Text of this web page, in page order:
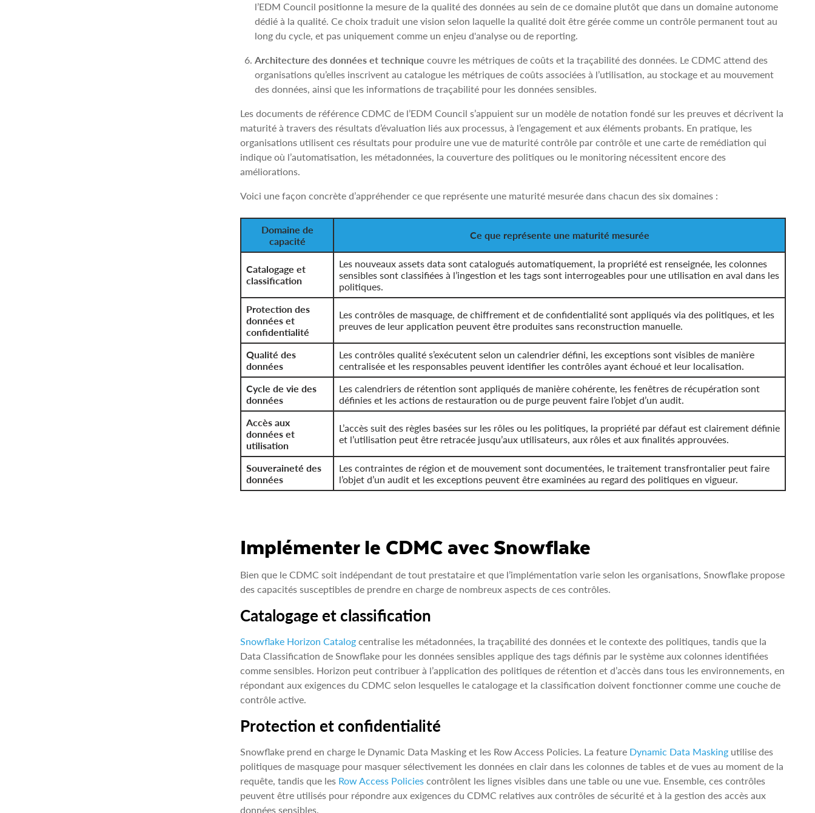
l’EDM Council positionne la mesure de la qualité des données au sein de ce domaine plutôt que dans un domaine autonome
dédié à la qualité. Ce choix traduit une vision selon laquelle la qualité doit être gérée comme un contrôle permanent tout au
long du cycle, et pas uniquement comme un enjeu d'analyse ou de reporting.
Architecture des données et technique couvre les métriques de coûts et la traçabilité des données. Le CDMC attend des
organisations qu’elles inscrivent au catalogue les métriques de coûts associées à l’utilisation, au stockage et au mouvement
des données, ainsi que les informations de traçabilité pour les données sensibles.
Les documents de référence CDMC de l’EDM Council s’appuient sur un modèle de notation fondé sur les preuves et décrivent la
maturité à travers des résultats d’évaluation liés aux processus, à l’engagement et aux éléments probants. En pratique, les
organisations utilisent ces résultats pour produire une vue de maturité contrôle par contrôle et une carte de remédiation qui
indique où l’automatisation, les métadonnées, la couverture des politiques ou le monitoring nécessitent encore des
améliorations.
Voici une façon concrète d’appréhender ce que représente une maturité mesurée dans chacun des six domaines :
Domaine de
capacité
Ce que représente une maturité mesurée
Catalogage et
classification
Les nouveaux assets data sont catalogués automatiquement, la propriété est renseignée, les colonnes
sensibles sont classifiées à l’ingestion et les tags sont interrogeables pour une utilisation en aval dans les
politiques.
Protection des
données et
confidentialité
Les contrôles de masquage, de chiffrement et de confidentialité sont appliqués via des politiques, et les
preuves de leur application peuvent être produites sans reconstruction manuelle.
Qualité des
données
Les contrôles qualité s’exécutent selon un calendrier défini, les exceptions sont visibles de manière
centralisée et les responsables peuvent identifier les contrôles ayant échoué et leur localisation.
Cycle de vie des
données
Les calendriers de rétention sont appliqués de manière cohérente, les fenêtres de récupération sont
définies et les actions de restauration ou de purge peuvent faire l’objet d’un audit.
Accès aux
données et
utilisation
L’accès suit des règles basées sur les rôles ou les politiques, la propriété par défaut est clairement définie
et l’utilisation peut être retracée jusqu’aux utilisateurs, aux rôles et aux finalités approuvées.
Souveraineté des
données
Les contraintes de région et de mouvement sont documentées, le traitement transfrontalier peut faire
l’objet d’un audit et les exceptions peuvent être examinées au regard des politiques en vigueur.
Implémenter le CDMC avec Snowflake
Bien que le CDMC soit indépendant de tout prestataire et que l’implémentation varie selon les organisations, Snowflake propose
des capacités susceptibles de prendre en charge de nombreux aspects de ces contrôles.
Catalogage et classification
Snowflake Horizon Catalog centralise les métadonnées, la traçabilité des données et le contexte des politiques, tandis que la
Data Classification de Snowflake pour les données sensibles applique des tags définis par le système aux colonnes identifiées
comme sensibles. Horizon peut contribuer à l’application des politiques de rétention et d’accès dans tous les environnements, en
répondant aux exigences du CDMC selon lesquelles le catalogage et la classification doivent fonctionner comme une couche de
contrôle active.
Protection et confidentialité
Snowflake prend en charge le Dynamic Data Masking et les Row Access Policies. La feature Dynamic Data Masking utilise des
politiques de masquage pour masquer sélectivement les données en clair dans les colonnes de tables et de vues au moment de la
requête, tandis que les Row Access Policies contrôlent les lignes visibles dans une table ou une vue. Ensemble, ces contrôles
peuvent être utilisés pour répondre aux exigences du CDMC relatives aux contrôles de sécurité et à la gestion des accès aux
données sensibles.